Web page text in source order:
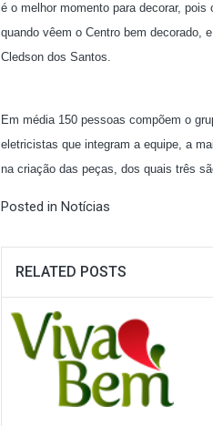
é o melhor momento para decorar,
quando vêem o Centro bem decorado,
Cledson dos Santos.
Em média 150 pessoas compõem o
eletricistas que integram a equipe, a
na criação das peças, dos quais três
Posted in Notícias
RELATED POSTS